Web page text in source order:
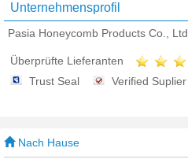
Unternehmensprofil
Pasia Honeycomb Products Co., Ltd
Überprüfte Lieferanten
Trust Seal
Verified Suplier
Nach Hause